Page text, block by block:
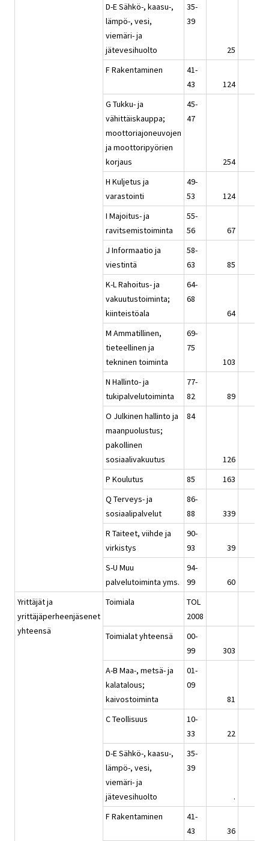
D-E Sähkö-, kaasu-,
lämpö-, vesi,
viemäri- ja
jätevesihuolto
35-
39
25
F Rakentaminen
41-
43
124
G Tukku- ja
vähittäiskauppa;
moottoriajoneuvojen
ja moottoripyörien
korjaus
45-
47
254
H Kuljetus ja
varastointi
49-
53
124
I Majoitus- ja
ravitsemistoiminta
55-
56
67
J Informaatio ja
viestintä
58-
63
85
K-L Rahoitus- ja
vakuutustoiminta;
kiinteistöala
64-
68
64
M Ammatillinen,
tieteellinen ja
tekninen toiminta
69-
75
103
N Hallinto- ja
tukipalvelutoiminta
77-
82
89
O Julkinen hallinto ja
maanpuolustus;
pakollinen
sosiaalivakuutus
84
126
P Koulutus
85 163
Q Terveys- ja
sosiaalipalvelut
86-
88
339
R Taiteet, viihde ja
virkistys
90-
93
39
S-U Muu
palvelutoiminta yms.
94-
99
60
Yrittäjät ja
yrittäjäperheenjäsenet
yhteensä
Toimiala
TOL
2008
Toimialat yhteensä
00-
99
303
A-B Maa-, metsä- ja
kalatalous;
kaivostoiminta
01-
09
81
C Teollisuus
10-
33
22
D-E Sähkö-, kaasu-,
lämpö-, vesi,
viemäri- ja
jätevesihuolto
35-
39
.
F Rakentaminen
41-
43
36